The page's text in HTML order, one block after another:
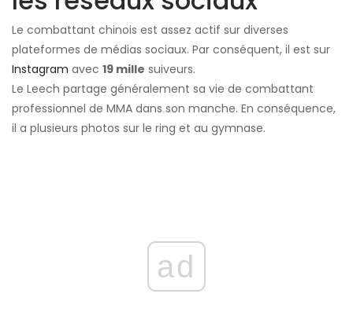
Le combattant chinois est assez actif sur diverses
plateformes de médias sociaux. Par conséquent, il est sur
Instagram avec 19 mille suiveurs.
Le Leech partage généralement sa vie de combattant
professionnel de MMA dans son manche. En conséquence,
il a plusieurs photos sur le ring et au gymnase.
ad